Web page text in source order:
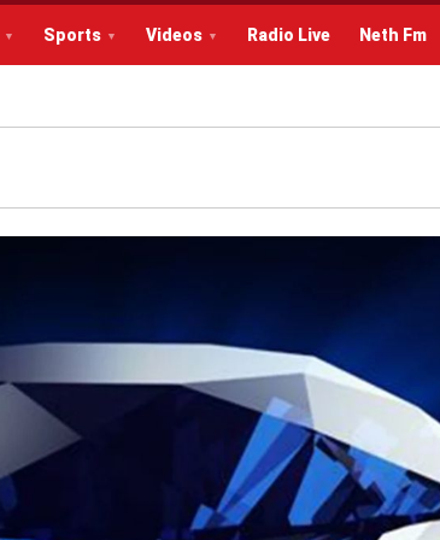
Sports Videos Radio Live Neth Fm